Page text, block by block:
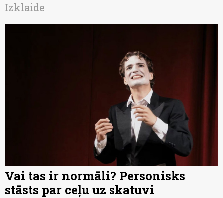
Izklaide
Vai tas ir normāli? Personisks
stāsts par ceļu uz skatuvi